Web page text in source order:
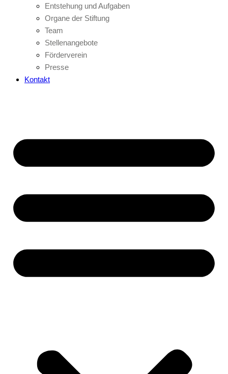
Entstehung und Aufgaben
Organe der Stiftung
Team
Stellenangebote
Förderverein
Presse
Kontakt